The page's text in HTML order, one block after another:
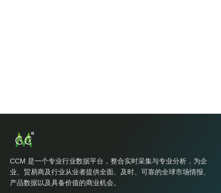
CCM 是一个专业行业数据平台，整合实时采集与专业分析，为企
业、贸易商及行业从业者提供全面、及时、可靠的全球市场情报、
产品数据以及具备价值的商业机会。